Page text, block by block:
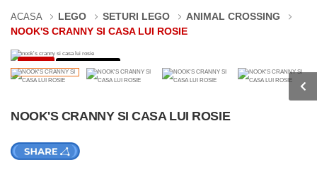
ACASA LEGO SETURI LEGO
ANIMAL CROSSING
NOOK'S CRANNY SI CASA LUI ROSIE
-3% 535 PIESE
NOOK'S CRANNY SI CASA LUI ROSIE